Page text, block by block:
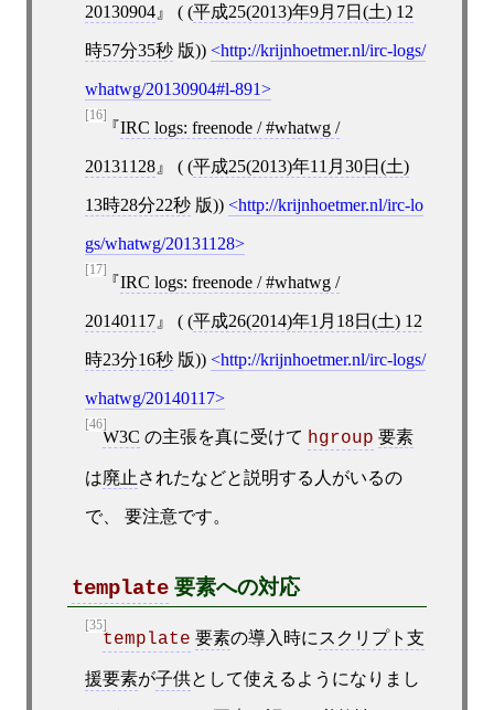
20130904 ( (平成25(2013)年9月7日(土) 12
時57分35秒版)) http://krijnhoetmer.nl/irc-logs/
whatwg/20130904#l-891
[16]
IRC logs: freenode / #whatwg /
20131128 ( (平成25(2013)年11月30日(土)
13時28分22秒版)) http://krijnhoetmer.nl/irc-lo
gs/whatwg/20131128
[17]
IRC logs: freenode / #whatwg /
20140117 ( (平成26(2014)年1月18日(土) 12
時23分16秒版)) http://krijnhoetmer.nl/irc-logs/
whatwg/20140117
[46]
W3C の主張を真に受けて hgroup 要素
は廃止 されたなどと説明する人がいるの
で、 要注意です。
template要素への対応
[35]
template 要素の導入時に スクリプト支
援要素が子供として使えるようになりまし